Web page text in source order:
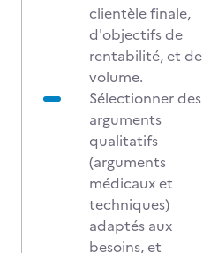
clientèle finale,
d'objectifs de
rentabilité, et de
volume.
Sélectionner des
arguments
qualitatifs
(arguments
médicaux et
techniques)
adaptés aux
besoins, et